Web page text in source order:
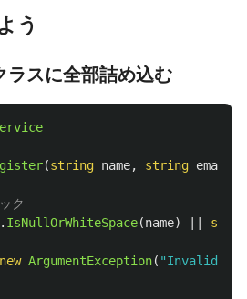
う
ラスに全部詰め込む
(string name, string email
ク
. IsNullOrWhiteSpace(name)
new ArgumentException( "Invalid